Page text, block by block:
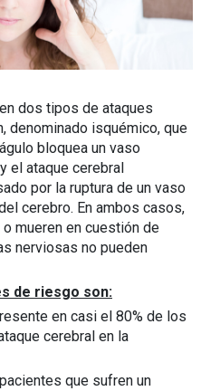
dos tipos de ataques
denominado isquémico, que
bloquea un vaso
el ataque cerebral
por la ruptura de un vaso
cerebro. En ambos casos,
mueren en cuestión de
nerviosas no pueden
de riesgo son:
en casi el 80% de los
cerebral en la
que sufren un